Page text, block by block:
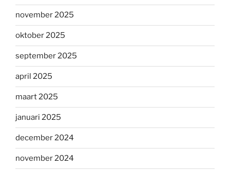
november 2025
oktober 2025
september 2025
april 2025
maart 2025
januari 2025
december 2024
november 2024